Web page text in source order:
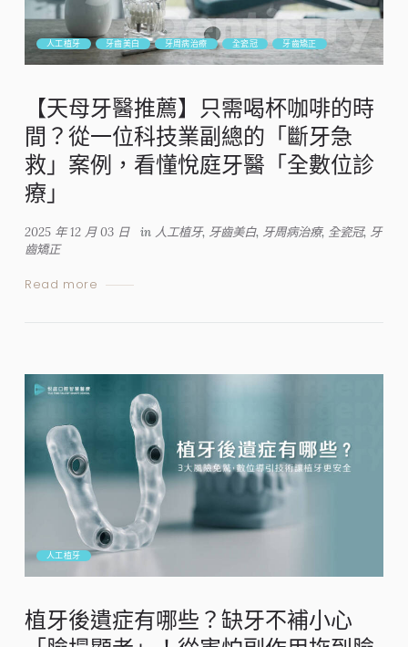
人工植牙 牙齒美白 牙周病治療 全瓷冠 牙齒矯正
【天母牙醫推薦】只需喝杯咖啡的時
間？從一位科技業副總的「斷牙急
救」案例，看懂悅庭牙醫「全數位診
療」
2025 年 12 月 03 日 in 人工植牙, 牙齒美白, 牙周病治療, 全瓷冠, 牙
齒矯正
Read more
人工植牙
植牙後遺症有哪些？缺牙不補小心